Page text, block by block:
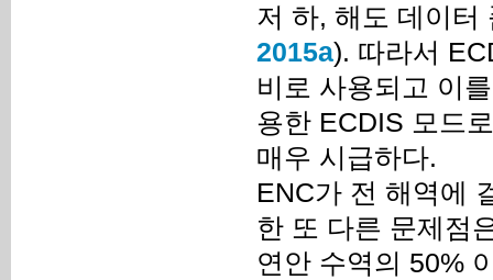
저 하, 해도 데이터
2015a). 따라서
비로 사용되고 이
용한 ECDIS 모드
매우 시급하다.
ENC가 전 해역에
한 또 다른 문제점
연안 수역의 50%